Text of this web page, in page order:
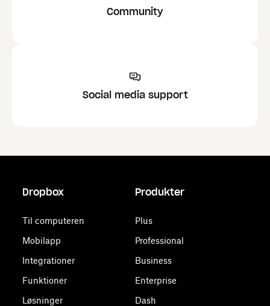
Community
Social media support
Dropbox
Til computeren
Mobilapp
Integrationer
Funktioner
Løsninger
Produkter
Plus
Professional
Business
Enterprise
Dash